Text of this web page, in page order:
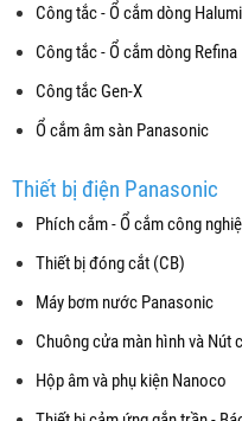
Công tắc - Ổ cắm dòng
Công tắc - Ổ cắm dòng Refina
Công tắc Gen-X
Ổ cắm âm sàn Panasonic
Thiết bị điện Panasonic
Phích cắm - Ổ cắm công
Thiết bị đóng cắt (CB)
Máy bơm nước Panasonic
Chuông cửa màn hình và Nút
Hộp âm và phụ kiện Nanoco